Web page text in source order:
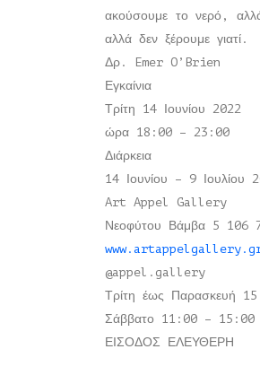
ακούσουμε το νερό,
αλλά δεν ξέρουμε γιατί.
Δρ. Emer O’Brien
Εγκαίνια
Τρίτη 14 Ιουνίου 2022
ώρα 18:00 – 23:00
Διάρκεια
14 Ιουνίου – 9 Ιουλίου
Art Appel Gallery
Νεοφύτου Βάμβα 5
@appel.gallery
Τρίτη έως Παρασκευή
Σάββατο 11:00 – 15:00
ΕΙΣΟΔΟΣ ΕΛΕΥΘΕΡΗ